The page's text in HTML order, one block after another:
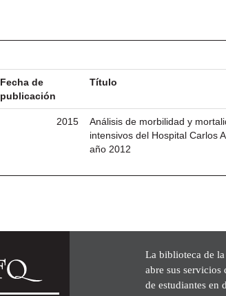
Fecha de
publicación
Título
2015
Análisis de morbilidad y
intensivos del Hospital Carlos
año 2012
La biblioteca de
abre sus servicios
de estudiantes en